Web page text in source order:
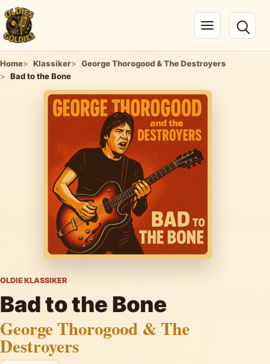
Navigation öffnen
Home Klassiker
George Thorogood & The Destroyers
Bad to the Bone
OLDIE KLASSIKER
Bad to the Bone
George Thorogood & The
Destroyers